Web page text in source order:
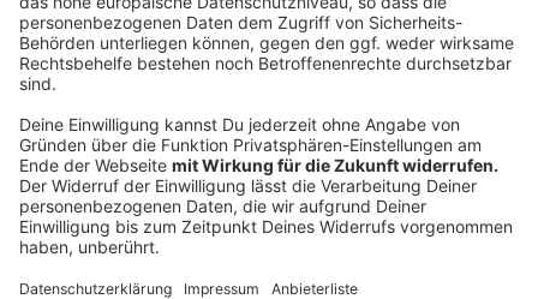
Anzeige
Das Team unter ANTENNE MÜNSTER-Hörer Perparim
hält stet's zusammen und macht eine super Arbeit!
Anzeige